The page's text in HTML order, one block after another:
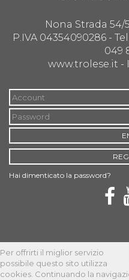
Per offrirti il miglior servizio
possibile questo sito utilizza
cookies. Continuando la
Nona Strada 54/
P.IVA 04354090286 -
049
www.trolese.it -
Hai dimenticato la password?
Privacy policy| © 2026